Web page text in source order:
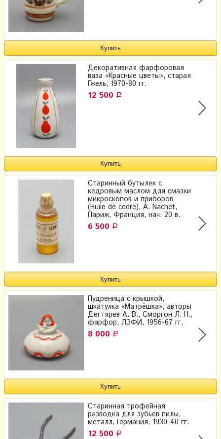
Декоративная фарфоровая
ваза «Красные цветы», старая
Гжель, 1970-80 гг.
12 500 Р
Старинный бутылек с
кедровым маслом для смазки
микроскопов и приборов
(Huile de cedre), A. Nachet,
Париж, Франция, нач. 20 в.
6 500 Р
Пудреница с крышкой,
шкатулка «Матрёшка», авторы
Дегтярев А. В., Сморгон Л. Н.,
фарфор, ЛЗФИ, 1956-67 гг.
8 000 Р
Старинная трофейная
разводка для зубьев пилы,
металл, Германия, 1930-40 гг.
12 500 Р